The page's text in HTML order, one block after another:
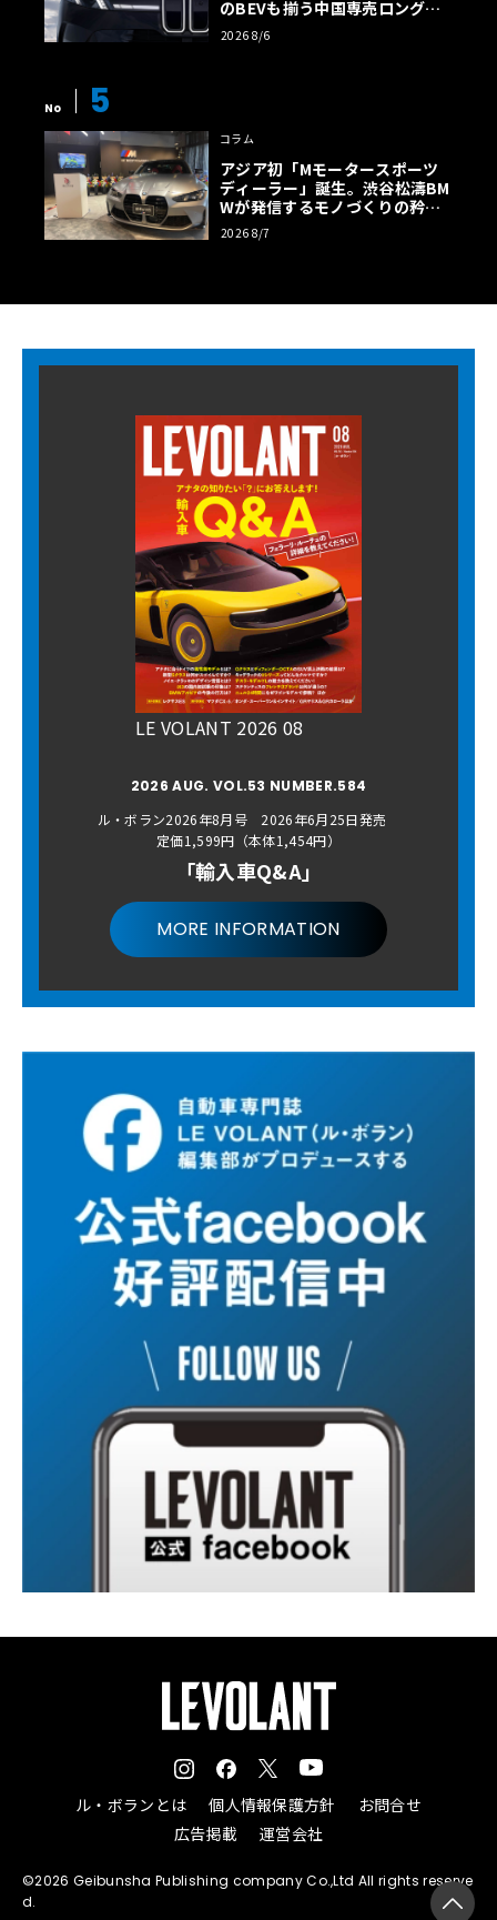
のBEVも揃う中国専売ロング仕
様の全貌
2026 8/6
No 5
コラム
アジア初「Mモータースポーツ
ディーラー」誕生。渋谷松濤BM
Wが発信するモノづくりの矜持
【木下隆之コラム】
2026 8/7
LE VOLANT 2026 08
2026 AUG. VOL.53 NUMBER.584
ル・ボラン2026年8月号 2026年6月25日発売
定価1,599円（本体1,454円）
「輸入車Q&A」
MORE INFORMATION
ル・ボランとは 個人情報保護方針
お問合せ
広告掲載
運営会社
©2026 Geibunsha Publishing company Co.,Ltd All rights reserve
d.